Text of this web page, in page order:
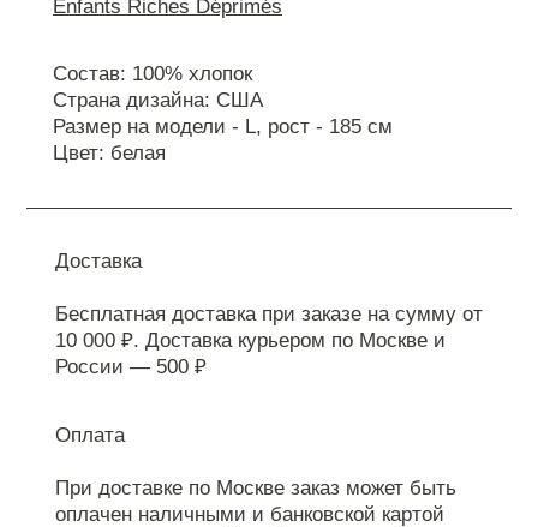
Enfants Riches Déprimés
Состав: 100% хлопок
Страна дизайна: США
Размер на модели - L, рост - 185 см
Цвет: белая
Доставка
Бесплатная доставка при заказе на сумму от
10 000 ₽. Доставка курьером по Москве и
России — 500 ₽
Оплата
При доставке по Москве заказ может быть
оплачен наличными и банковской картой